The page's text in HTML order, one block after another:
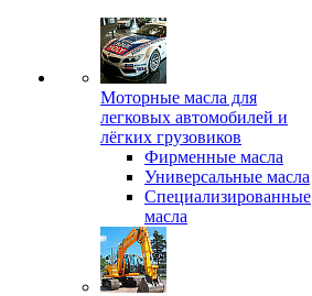
Моторные масла для
легковых автомобилей и
лёгких грузовиков
Фирменные масла
Универсальные масла
Специализированные
масла